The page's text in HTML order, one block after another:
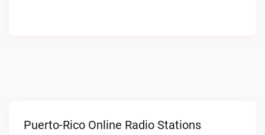
Puerto-Rico Online Radio Stations